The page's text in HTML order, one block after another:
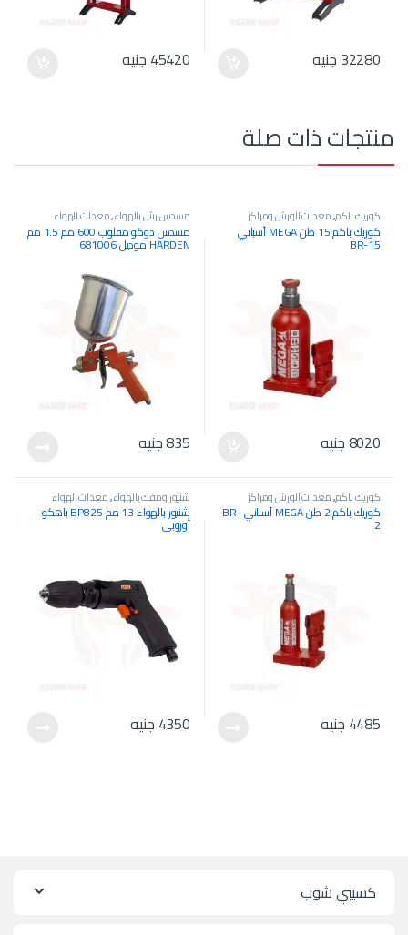
32280 جنيه 45420 جنيه
منتجات ذات صلة
كوريك باكم,معدات الورش ومراكز
الخدمة,معدات هيدروليك كوريك باكم 15 طن MEGA أسباني
BR-15
8020جنيه
مسدس رش بالهواء,معدات الهواء
المضغوط,معدات الورش ومراكز الخدمةمسدس دوكو مقلوب 600 مم 1.5 مم
HARDEN موديل 681006
835جنيه
كوريك باكم,معدات الورش ومراكز
الخدمة,معدات هيدروليك كوريك باكم 2 طن MEGA أسباني BR-
2
4485 جنيه
شنيور ومفك بالهواء,معدات الهواء
المضغوط,معدات الورش ومراكز الخدمة
شنيور بالهواء 13 مم BP825 باهكو
أوروبي
4350 جنيه
كسيبي شوب